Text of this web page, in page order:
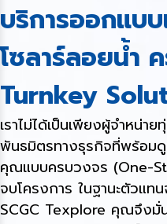
บริการออกแบ
โซลาร์ลอยน้ำ
Turnkey
เราไม่ได้เป็นเพียงผู้จำหน่า
พันธมิตรทางธุรกิจที่พร้อมดู
คุณแบบครบวงจร (One-
จบโครงการ ในฐานะตัวแท
SCGC Texplore คุณจึงมั่